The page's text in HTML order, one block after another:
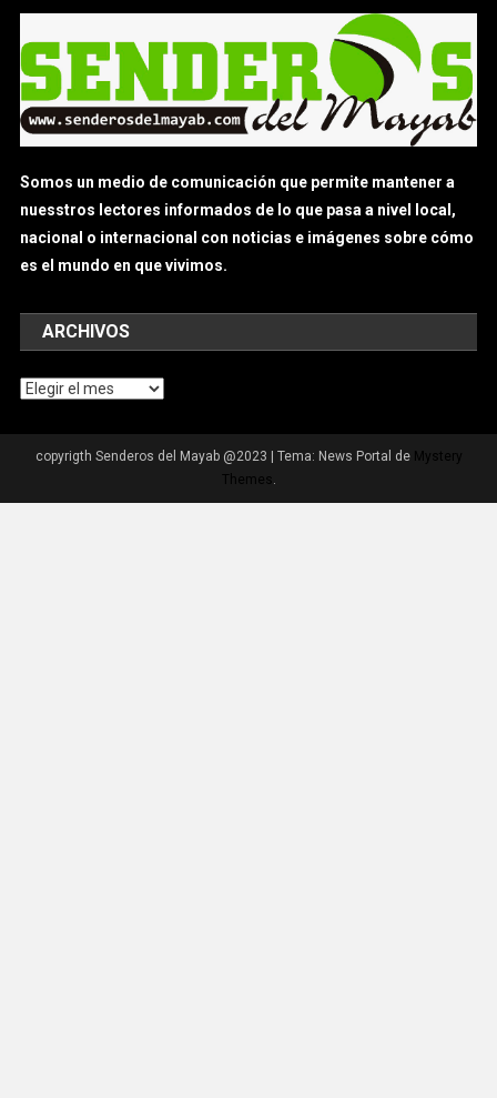
Somos un medio de comunicación que permite mantener a
nuesstros lectores informados de lo que pasa a nivel local,
nacional o internacional con noticias e imágenes sobre cómo
es el mundo en que vivimos.
ARCHIVOS
Archivos
copyrigth Senderos del Mayab @2023 Tema: News Portal de Mystery
Themes .